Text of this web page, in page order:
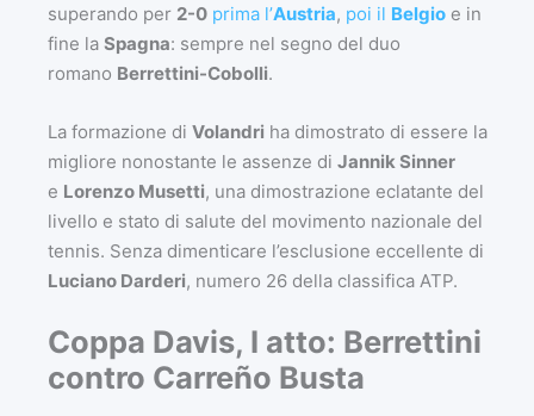
superando per 2-0 prima l’Austria, poi il Belgio e in
fine la Spagna: sempre nel segno del duo
romano Berrettini-Cobolli.
La formazione di Volandri ha dimostrato di essere la
migliore nonostante le assenze di Jannik Sinner
e Lorenzo Musetti, una dimostrazione eclatante del
livello e stato di salute del movimento nazionale del
tennis. Senza dimenticare l’esclusione eccellente di
Luciano Darderi, numero 26 della classifica ATP.
Coppa Davis, I atto: Berrettini
contro Carreño Busta